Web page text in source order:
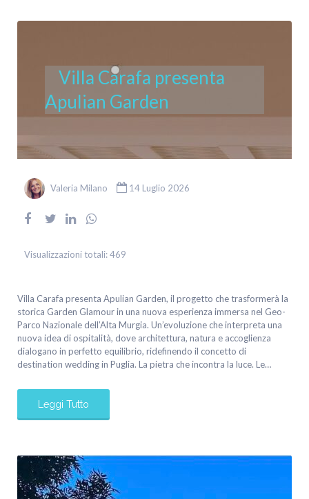
Villa Carafa presenta
Apulian Garden
Valeria Milano 14 Luglio 2026
Visualizzazioni totali:469
Villa Carafa presenta Apulian Garden, il progetto che trasformerà la
storica Garden Glamour in una nuova esperienza immersa nel Geo-
Parco Nazionale dell’Alta Murgia. Un’evoluzione che interpreta una
nuova idea di ospitalità, dove architettura, natura e accoglienza
dialogano in perfetto equilibrio, ridefinendo il concetto di
destination wedding in Puglia. La pietra che incontra la luce. Le…
Leggi Tutto